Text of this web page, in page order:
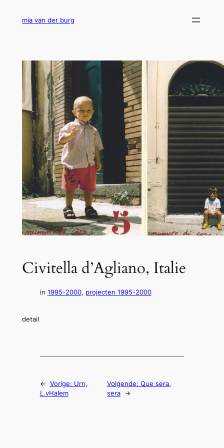
mia van der burg
Civitella d’Agliano, Italie
in 1995-2000, projecten 1995-2000
detail
← Vorige: Urn,
L.vHalem
Volgende:Que sera,
sera →